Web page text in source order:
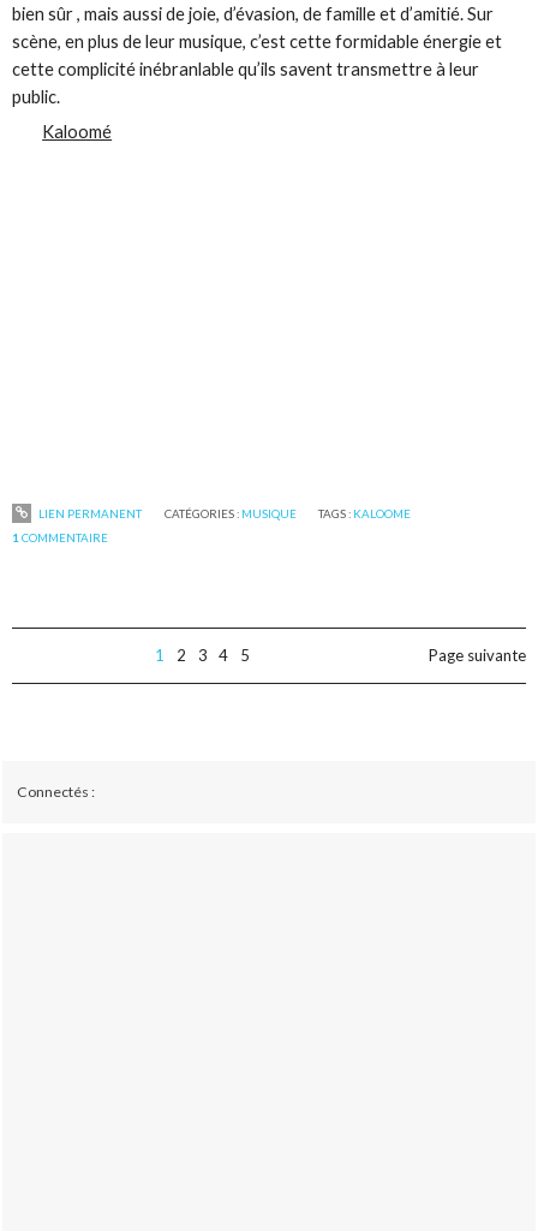
bien sûr , mais aussi de joie, d’évasion, de famille et d’amitié. Sur
scène, en plus de leur musique, c’est cette formidable énergie et
cette complicité inébranlable qu’ils savent transmettre à leur
public.
Kaloomé
LIEN PERMANENT CATÉGORIES : MUSIQUE TAGS : KALOOME
1 COMMENTAIRE
1 2 3 4 5 Page suivante
Connectés :